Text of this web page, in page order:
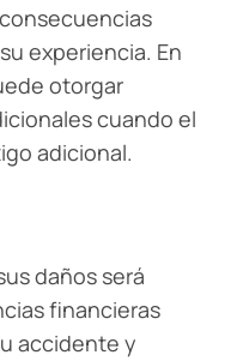
experiencia. En
otorgar
cuando el
adicional.
daños será
financieras
accidente y